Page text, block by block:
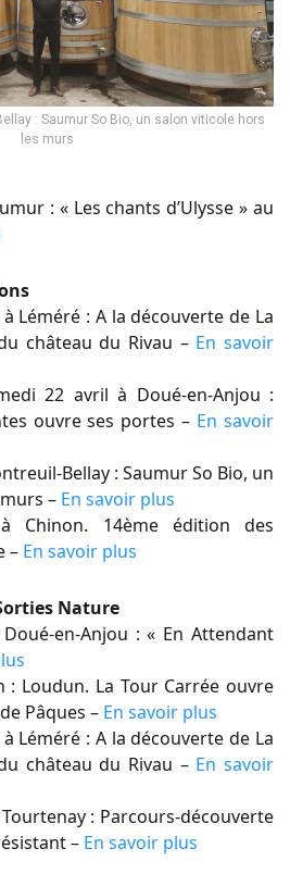
: Saumur So Bio, un salon viticole hors
les murs
: « Les chants d’Ulysse » au
Léméré : A la découverte de La
château du Rivau – En savoir
22 avril à Doué-en-Anjou :
ouvre ses portes – En savoir
Bellay : Saumur So Bio, un
– En savoir plus
Chinon. 14ème édition des
– En savoir plus
Nature
en-Anjou : « En Attendant
Loudun. La Tour Carrée ouvre
Pâques – En savoir plus
Léméré : A la découverte de La
château du Rivau – En savoir
: Parcours-découverte
– En savoir plus